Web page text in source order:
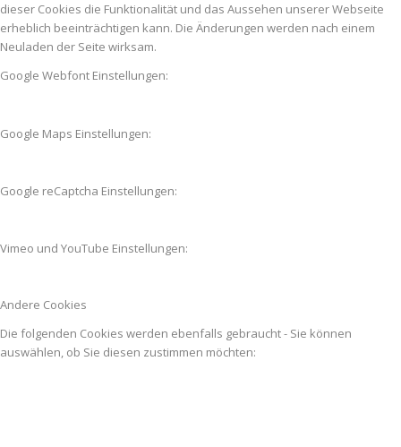
dieser Cookies die Funktionalität und das Aussehen unserer Webseite
erheblich beeinträchtigen kann. Die Änderungen werden nach einem
Neuladen der Seite wirksam.
Google Webfont Einstellungen:
Google Maps Einstellungen:
Google reCaptcha Einstellungen:
Vimeo und YouTube Einstellungen:
Andere Cookies
Die folgenden Cookies werden ebenfalls gebraucht - Sie können
auswählen, ob Sie diesen zustimmen möchten: